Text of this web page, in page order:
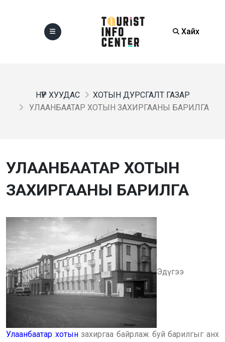
Хайх
НҮҮР ХУУДАС
ХОТЫН ДУРСГАЛТ ГАЗАР
УЛААНБААТАР ХОТЫН ЗАХИРГААНЫ БАРИЛГА
УЛААНБААТАР ХОТЫН
ЗАХИРГААНЫ БАРИЛГА
Эдүгээ
Улаанбаатар хотынзахиргаа байрлаж буй барилгыг анх